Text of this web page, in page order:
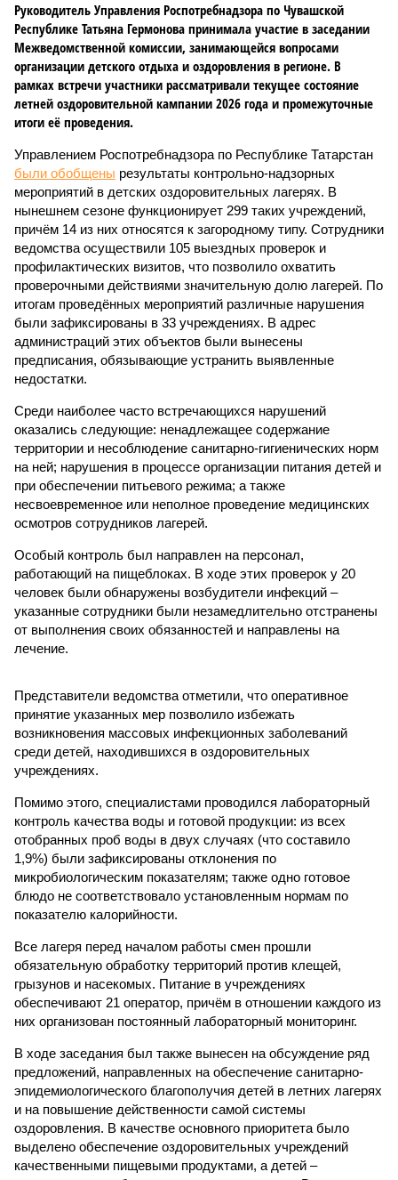
Руководитель Управления Роспотребнадзора по Чувашской
Республике Татьяна Гермонова принимала участие в заседании
Межведомственной комиссии, занимающейся вопросами
организации детского отдыха и оздоровления в регионе. В
рамках встречи участники рассматривали текущее состояние
летней оздоровительной кампании 2026 года и промежуточные
итоги её проведения.
Управлением Роспотребнадзора по Республике Татарстан
были обобщены результаты контрольно-надзорных
мероприятий в детских оздоровительных лагерях. В
нынешнем сезоне функционирует 299 таких учреждений,
причём 14 из них относятся к загородному типу. Сотрудники
ведомства осуществили 105 выездных проверок и
профилактических визитов, что позволило охватить
проверочными действиями значительную долю лагерей. По
итогам проведённых мероприятий различные нарушения
были зафиксированы в 33 учреждениях. В адрес
администраций этих объектов были вынесены
предписания, обязывающие устранить выявленные
недостатки.
Среди наиболее часто встречающихся нарушений
оказались следующие: ненадлежащее содержание
территории и несоблюдение санитарно-гигиенических норм
на ней; нарушения в процессе организации питания детей и
при обеспечении питьевого режима; а также
несвоевременное или неполное проведение медицинских
осмотров сотрудников лагерей.
Особый контроль был направлен на персонал,
работающий на пищеблоках. В ходе этих проверок у 20
человек были обнаружены возбудители инфекций –
указанные сотрудники были незамедлительно отстранены
от выполнения своих обязанностей и направлены на
лечение.
Представители ведомства отметили, что оперативное
принятие указанных мер позволило избежать
возникновения массовых инфекционных заболеваний
среди детей, находившихся в оздоровительных
учреждениях.
Помимо этого, специалистами проводился лабораторный
контроль качества воды и готовой продукции: из всех
отобранных проб воды в двух случаях (что составило
1,9%) были зафиксированы отклонения по
микробиологическим показателям; также одно готовое
блюдо не соответствовало установленным нормам по
показателю калорийности.
Все лагеря перед началом работы смен прошли
обязательную обработку территорий против клещей,
грызунов и насекомых. Питание в учреждениях
обеспечивают 21 оператор, причём в отношении каждого из
них организован постоянный лабораторный мониторинг.
В ходе заседания был также вынесен на обсуждение ряд
предложений, направленных на обеспечение санитарно-
эпидемиологического благополучия детей в летних лагерях
и на повышение действенности самой системы
оздоровления. В качестве основного приоритета было
выделено обеспечение оздоровительных учреждений
качественными пищевыми продуктами, а детей –